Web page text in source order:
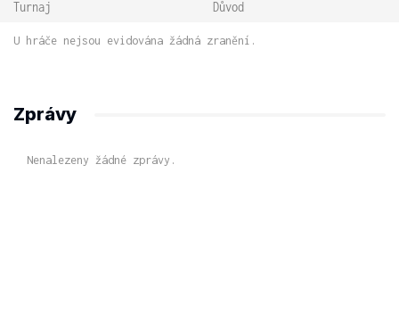
Turnaj Důvod
U hráče nejsou evidována žádná zranění.
Zprávy
Nenalezeny žádné zprávy.